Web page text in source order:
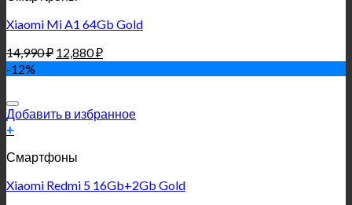
Xiaomi Mi A1 64Gb Gold
14,990₽ 12,880₽
-12%
Добавить в избранное
+
Смартфоны
Xiaomi Redmi 5 16Gb+2Gb Gold